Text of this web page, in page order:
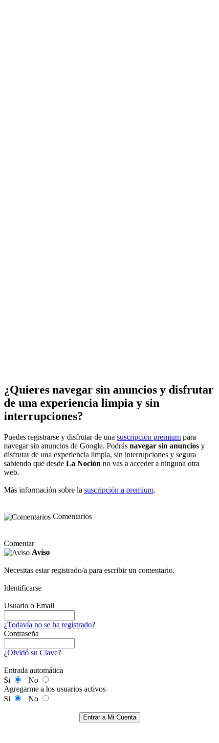
¿Quieres navegar sin anuncios y disfrutar
de una experiencia limpia y sin
interrupciones?
Puedes registrarse y disfrutar de una suscripción premium para
navegar sin anuncios de Google. Podrás navegar sin anuncios y
disfrutar de una experiencia limpia, sin interrupciones y segura
sabiendo que desde La Noción no vas a acceder a ninguna otra
web.
Más información sobre la suscripción a premium.
Comentarios
Comentar
Aviso
Necesitas estar registrado/a para escribir un comentario.
Identificarse
Usuario o Email
¿Todavía no se ha registrado?
Contraseña
¿Olvidó su Clave?
Entrada automática
Si
No
Agregarme a los usuarios activos
Si
No
Entrar a Mi Cuenta